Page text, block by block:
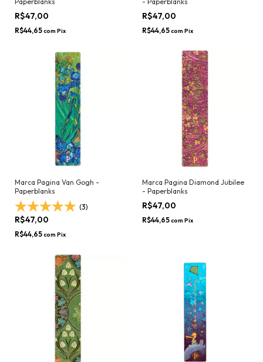
R$47,00
R$44,65com Pix
R$47,00
R$44,65com Pix
Marca Pagina Van Gogh -
Paperblanks
(3)
R$47,00
R$44,65com Pix
Marca Pagina Diamond Jubilee
- Paperblanks
R$47,00
R$44,65com Pix